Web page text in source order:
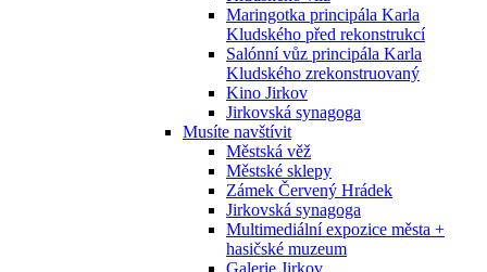
Maringotka principála Karla
Kludského před rekonstrukcí
Salónní vůz principála Karla
Kludského zrekonstruovaný
Kino Jirkov
Jirkovská synagoga
Musíte navštívit
Městská věž
Městské sklepy
Zámek Červený Hrádek
Jirkovská synagoga
Multimediální expozice města +
hasičské muzeum
Galerie Jirkov